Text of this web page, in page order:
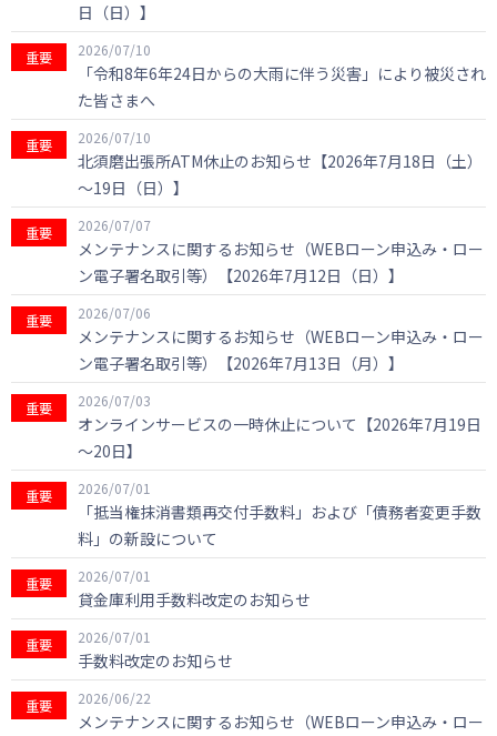
日（日）】
重要 2026/07/10
「令和8年6年24日からの大雨に伴う災害」により被災され
た皆さまへ
重要 2026/07/10
北須磨出張所ATM休止のお知らせ【2026年7月18日（土）
～19日（日）】
重要 2026/07/07
メンテナンスに関するお知らせ（WEBローン申込み・ロー
ン電子署名取引等）【2026年7月12日（日）】
重要 2026/07/06
メンテナンスに関するお知らせ（WEBローン申込み・ロー
ン電子署名取引等）【2026年7月13日（月）】
重要 2026/07/03
オンラインサービスの一時休止について【2026年7月19日
～20日】
重要 2026/07/01
「抵当権抹消書類再交付手数料」および「債務者変更手数
料」の新設について
重要 2026/07/01
貸金庫利用手数料改定のお知らせ
重要 2026/07/01
手数料改定のお知らせ
重要 2026/06/22
メンテナンスに関するお知らせ（WEBローン申込み・ロー